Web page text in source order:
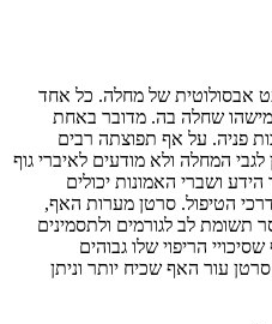
אבסולוטית של מחלה. כל אחד
שחלה בה. מדובר באחת
פניה. על אף תפוצתה רבים
המחלה ולא מודעים לאיברי גוף
ושברי האמונות יכולים
הטיפול. סרטן מערות האף,
תשומת לב לגורמים ולתסמינים
הריפוי שלו גבוהים
עור האף שכיח יותר וניתן